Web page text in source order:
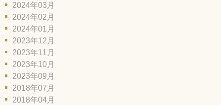
2024年03月
2024年02月
2024年01月
2023年12月
2023年11月
2023年10月
2023年09月
2018年07月
2018年04月